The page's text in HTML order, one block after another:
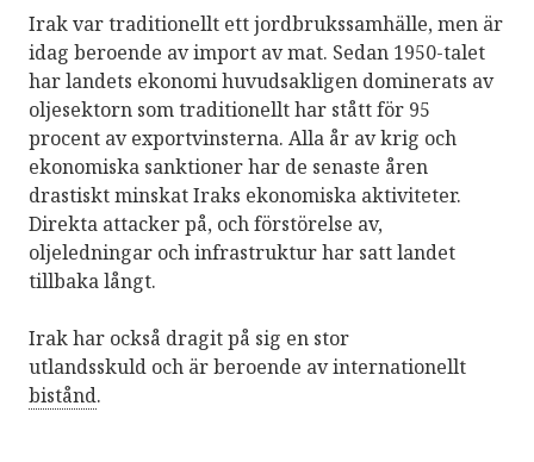
Irak var traditionellt ett jordbrukssamhälle, men är
idag beroende av import av mat. Sedan 1950-talet
har landets ekonomi huvudsakligen dominerats av
oljesektorn som traditionellt har stått för 95
procent av exportvinsterna. Alla år av krig och
ekonomiska sanktioner har de senaste åren
drastiskt minskat Iraks ekonomiska aktiviteter.
Direkta attacker på, och förstörelse av,
oljeledningar och infrastruktur har satt landet
tillbaka långt.
Irak har också dragit på sig en stor
utlandsskuld och är beroende av internationellt
bistånd.